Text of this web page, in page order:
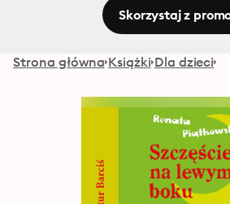
Skorzystaj z
Strona główna Książki Dla dzieci